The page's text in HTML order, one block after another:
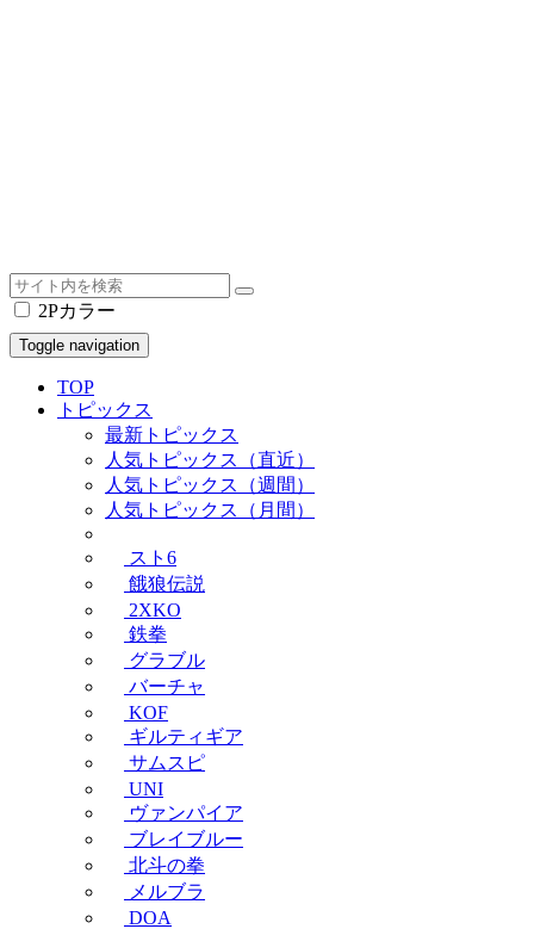
2Pカラー
Toggle navigation
TOP
トピックス
最新トピックス
人気トピックス（直近）
人気トピックス（週間）
人気トピックス（月間）
スト6
餓狼伝説
2XKO
鉄拳
グラブル
バーチャ
KOF
ギルティギア
サムスピ
UNI
ヴァンパイア
ブレイブルー
北斗の拳
メルブラ
DOA